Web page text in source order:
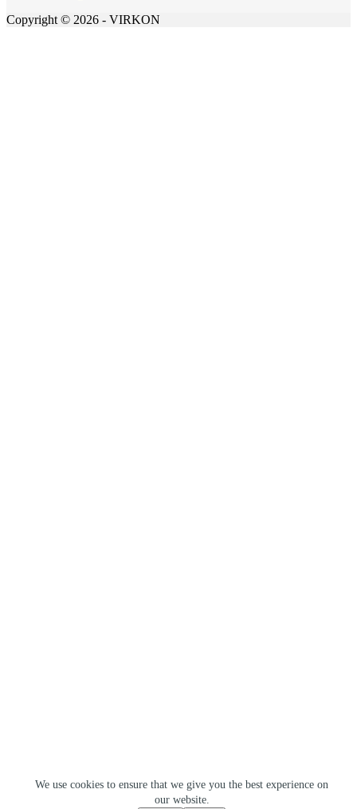
We use cookies to ensure that we give you the best experience on
our website.
Copyright © 2026 - VIRKON